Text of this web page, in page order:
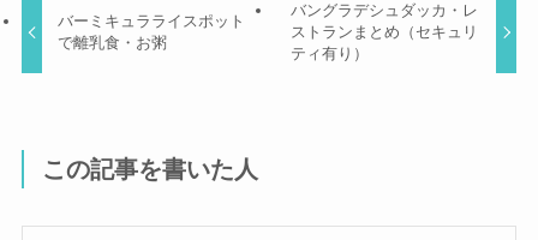
バーミキュラライスポット
で離乳食・お粥
バングラデシュダッカ・レ
ストランまとめ（セキュリ
ティ有り）
この記事を書いた人